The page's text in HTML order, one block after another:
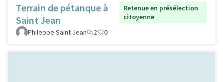
Terrain de pétanque à
Saint Jean
Retenue en présélection
citoyenne
Phileppe Saint Jean
2 0